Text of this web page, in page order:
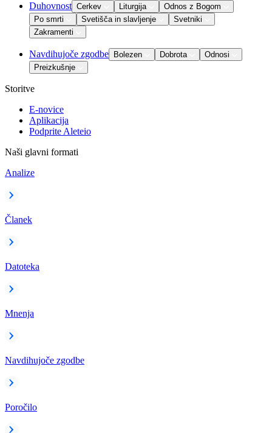
Duhovnost Cerkev Liturgija
Odnos z Bogom
Po smrti
Svetišča in slavljenje
Svetniki
Zakramenti
Navdihujoče zgodbe Bolezen Dobrota
Odnosi
Preizkušnje
Storitve
E-novice
Aplikacija
Podprite Aleteio
Naši glavni formati
Analize
Članek
Datoteka
Mnenja
Navdihujoče zgodbe
Poročilo